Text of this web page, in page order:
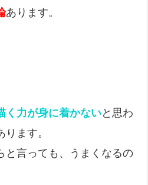
あります。
く力が身に着かないと思わ
ます。
と言っても、うまくなるの